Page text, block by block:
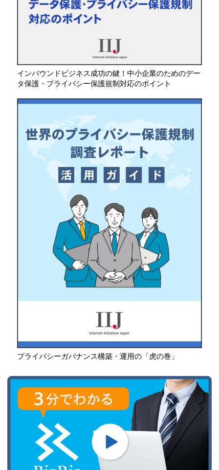
インバウンドビジネス成功の鍵！中小企業のためのデー
タ保護・プライバシー保護規制対応のポイント
プライバシーガバナンス構築・運用の「虎の巻」